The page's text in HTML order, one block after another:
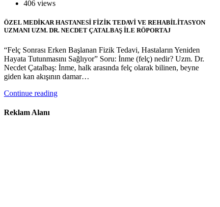
406 views
ÖZEL MEDİKAR HASTANESİ FİZİK TEDAVİ VE REHABİLİTASYON
UZMANI UZM. DR. NECDET ÇATALBAŞ İLE RÖPORTAJ
“Felç Sonrası Erken Başlanan Fizik Tedavi, Hastaların Yeniden
Hayata Tutunmasını Sağlıyor” Soru: İnme (felç) nedir? Uzm. Dr.
Necdet Çatalbaş: İnme, halk arasında felç olarak bilinen, beyne
giden kan akışının damar…
Continue reading
Reklam Alanı